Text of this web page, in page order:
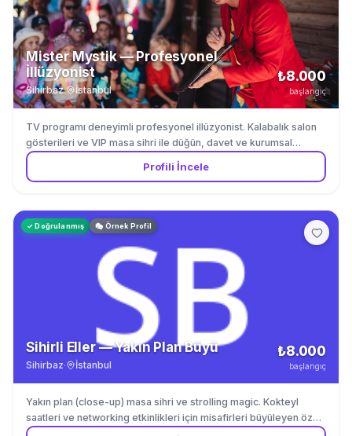
Mister Mystik — Profesyonel
İllüzyonist
Sihirbaz· İstanbul
₺8.000
başlangıç
TV programı deneyimli profesyonel illüzyonist. Kalabalık salon
gösterileri ve VIP masa sihri ile düğün, davet ve kurumsal
etkinlikler.
Profili İncele
✓ Doğrulanmış 🎭 Örnek Profil
Sihirli Eller — Yakın Plan Büyü
Sihirbaz· İstanbul
₺8.000
başlangıç
Yakın plan (close-up) masa sihri ve strolling magic. Kokteyl
saatleri ve networking etkinlikleri için misafirleri büyüleyen özel
gösteriler.